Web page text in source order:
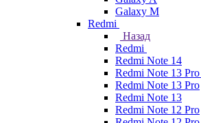
Galaxy M
Redmi
Назад
Redmi
Redmi Note 14
Redmi Note 13
Redmi Note 13 Pro
Redmi Note 13
Redmi Note 12 Pro